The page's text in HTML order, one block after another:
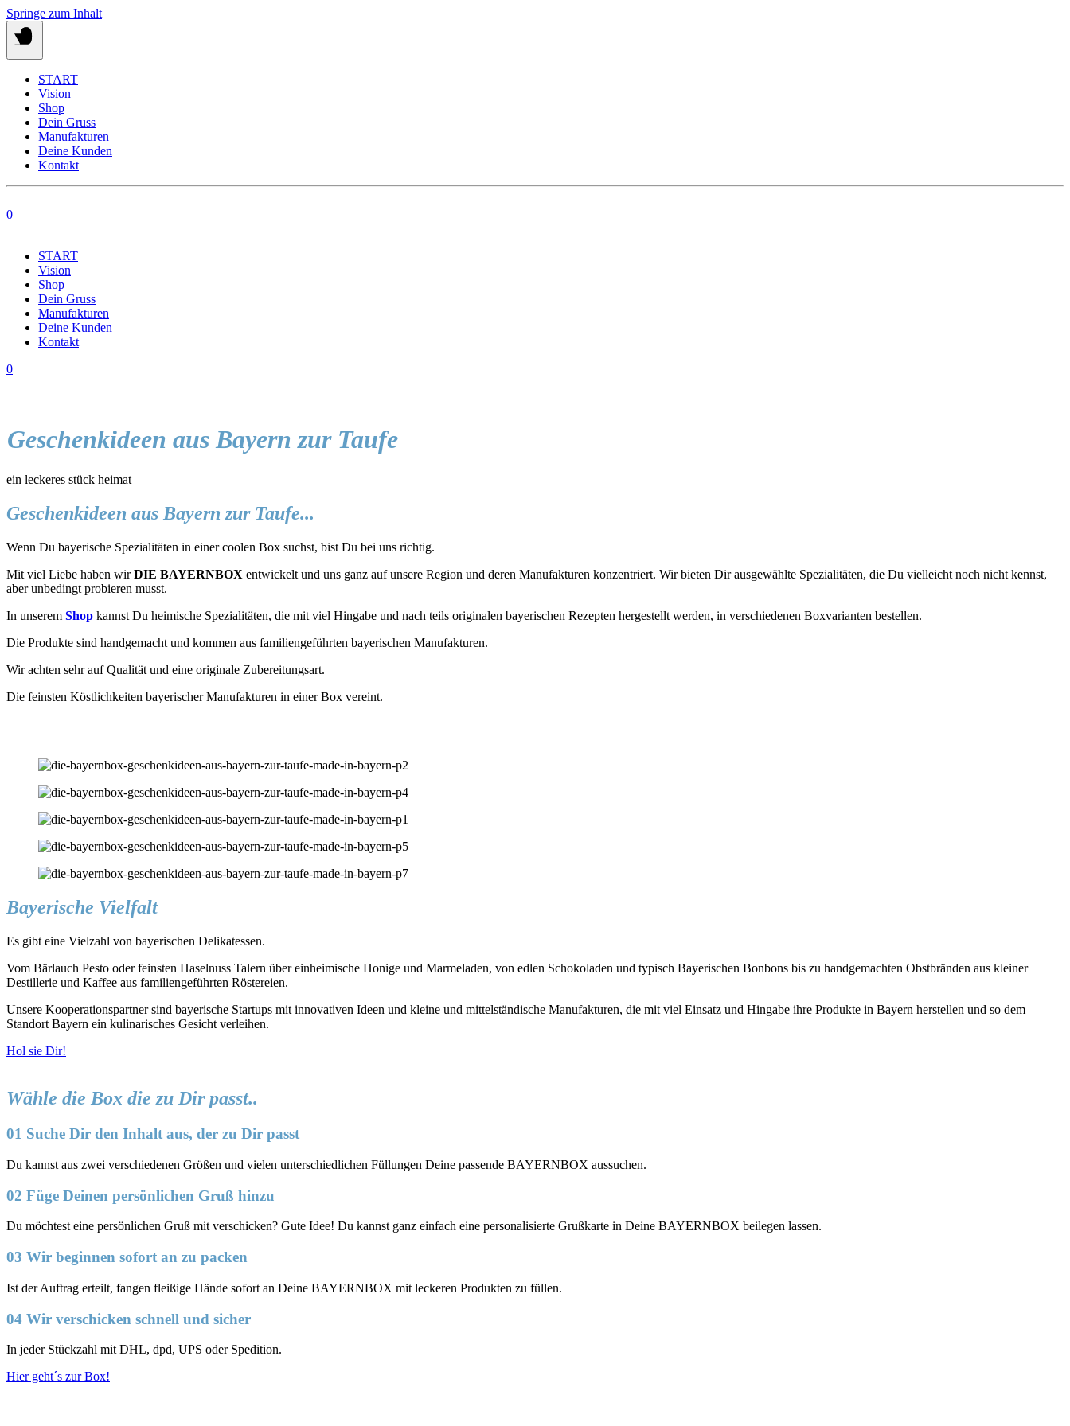
Springe zum Inhalt
START
Vision
Shop
Dein Gruss
Manufakturen
Deine Kunden
Kontakt
0
START
Vision
Shop
Dein Gruss
Manufakturen
Deine Kunden
Kontakt
0
Geschenkideen aus Bayern zur Taufe
ein leckeres stück heimat
Geschenkideen aus Bayern zur Taufe...
Wenn Du bayerische Spezialitäten in einer coolen Box suchst, bist Du bei uns richtig.
Mit viel Liebe haben wirDIE BAYERNBOX entwickelt und uns ganz auf unsere Region und deren Manufakturen konzentriert. Wir bieten Dir ausgewählte Spezialitäten, die Du vielleicht noch nicht kennst,
aber unbedingt probieren musst.
In unserem Shop kannst Du heimische Spezialitäten, die mit viel Hingabe und nach teils originalen bayerischen Rezepten hergestellt werden, in verschiedenen Boxvarianten bestellen.
Die Produkte sind handgemacht und kommen aus familiengeführten bayerischen Manufakturen.
Wir achten sehr auf Qualität und eine originale Zubereitungsart.
Die feinsten Köstlichkeiten bayerischer Manufakturen in einer Box vereint.
Bayerische Vielfalt
Es gibt eine Vielzahl von bayerischen Delikatessen.
Vom Bärlauch Pesto oder feinsten Haselnuss Talern über einheimische Honige und Marmeladen, von edlen Schokoladen und typisch Bayerischen Bonbons bis zu handgemachten Obstbränden aus kleiner
Destillerie und Kaffee aus familiengeführten Röstereien.
Unsere Kooperationspartner sind bayerische Startups mit innovativen Ideen und kleine und mittelständische Manufakturen, die mit viel Einsatz und Hingabe ihre Produkte in Bayern herstellen und so dem
Standort Bayern ein kulinarisches Gesicht verleihen.
Hol sie Dir!
Wähle die Box die zu Dir passt..
01 Suche Dir den Inhalt aus, der zu Dir passt
Du kannst aus zwei verschiedenen Größen und vielen unterschiedlichen Füllungen Deine passende BAYERNBOX aussuchen.
02 Füge Deinen persönlichen Gruß hinzu
Du möchtest eine persönlichen Gruß mit verschicken? Gute Idee! Du kannst ganz einfach eine personalisierte Grußkarte in Deine BAYERNBOX beilegen lassen.
03 Wir beginnen sofort an zu packen
Ist der Auftrag erteilt, fangen fleißige Hände sofort an Deine BAYERNBOX mit leckeren Produkten zu füllen.
04 Wir verschicken schnell und sicher
In jeder Stückzahl mit DHL, dpd, UPS oder Spedition.
Hier geht´s zur Box!